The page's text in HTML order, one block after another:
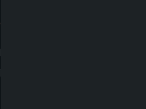
नाई संघमा आबद्ध
नाई संघमा आबद्ध भई
दिनेछ ।